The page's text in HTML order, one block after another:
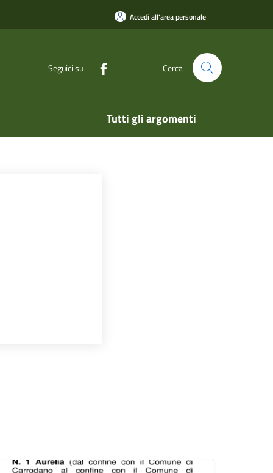
Accedi all'area personale
Seguici su Cerca
Tutti gli argomenti